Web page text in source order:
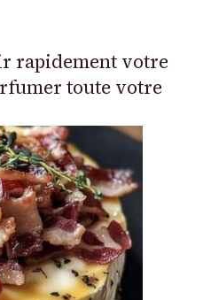
rapidement votre
toute votre